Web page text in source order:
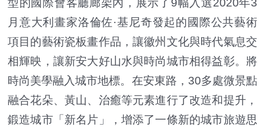
型的國際會客廳廊架內，展示了9幅入選2020年3
月意大利畫家洛倫佐·基尼奇發起的國際公共藝術
項目的藝術瓷板畫作品，讓徽州文化與時代氣息交
相輝映，讓新安大好山水與時尚城市相得益彰。將
時尚美學融入城市地標。在安東路，30多處微景點
融合花朵、黃山、治癒等元素進行了改造和提升，
鍛造城市「新名片」，增添了一條新的城市旅遊思